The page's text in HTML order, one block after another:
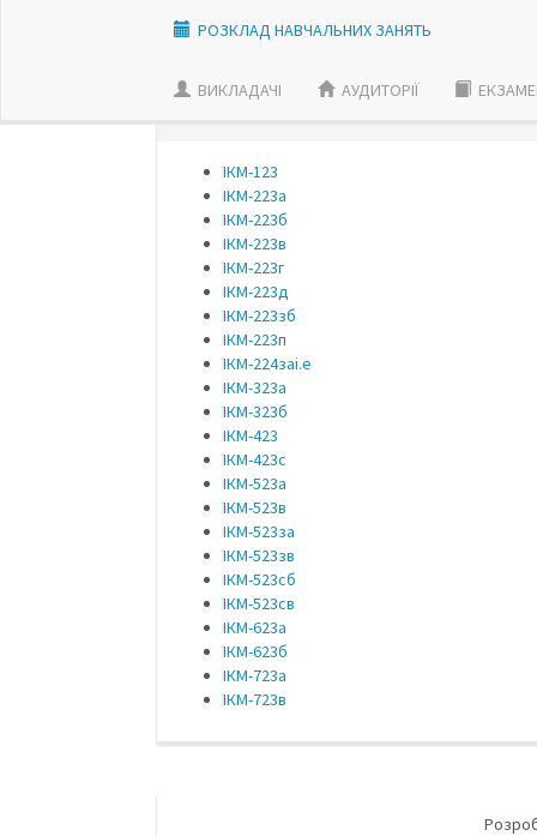
РОЗКЛАД НАВЧАЛЬНИХ ЗАНЯТЬ
ВИКЛАДАЧI АУДИТОРІЇ
ІКМ-123
ІКМ-223а
ІКМ-223б
ІКМ-223в
ІКМ-223г
ІКМ-223д
ІКМ-223зб
ІКМ-223п
ІКМ-224заі.е
ІКМ-323а
ІКМ-323б
ІКМ-423
ІКМ-423с
ІКМ-523а
ІКМ-523в
ІКМ-523за
ІКМ-523зв
ІКМ-523сб
ІКМ-523св
ІКМ-623а
ІКМ-623б
ІКМ-723а
ІКМ-723в